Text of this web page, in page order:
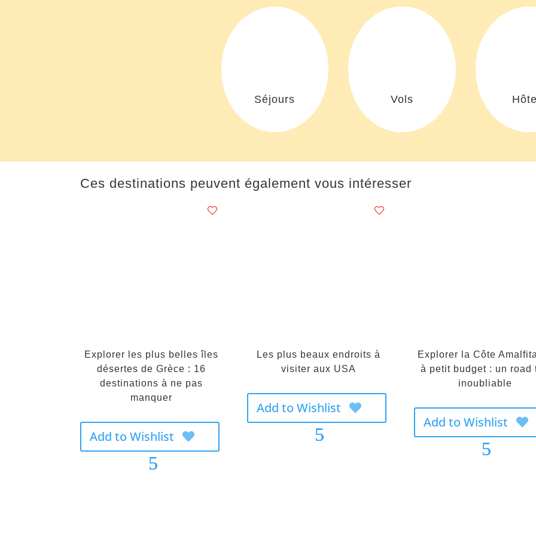
Séjours Vols
Ces destinations peuvent également vous intéresser
Explorer les plus belles îles
désertes de Grèce : 16
destinations à ne pas
manquer
Add to Wishlist
Les plus beaux endroits à
visiter aux USA
Add to Wishlist
Explorer la Côte
à petit budget : un road
inoubliable
Add to Wishlist